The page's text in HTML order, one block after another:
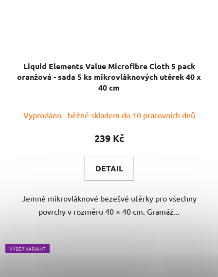
Liquid Elements Value Microfibre Cloth 5 pack
oranžová - sada 5 ks mikrovláknových utěrek 40 x
40 cm
hodnocení
produktu
5,0
z
hvězdiček.
Vyprodáno - běžně skladem do 10 pracovních dnů
239 Kč
DETAIL
Jemné mikrovláknové bezešvé utěrky pro všechny
povrchy v rozměru 40 × 40 cm. Gramáž...
VÝBĚR VARIANT